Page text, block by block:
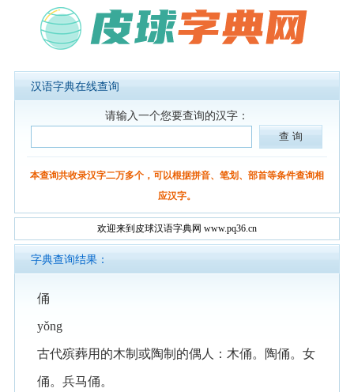
汉语字典在线查询
请输入一个您要查询的汉字：
本查询共收录汉字二万多个，可以根据拼音、笔划、部首等条件查询相
应汉字。
欢迎来到皮球汉语字典网 www.pq36.cn
字典查询结果：
俑
yǒng
古代殡葬用的木制或陶制的偶人：木俑。陶俑。女
俑。兵马俑。